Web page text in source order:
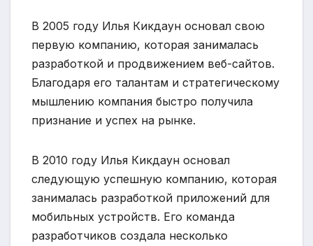
В 2005 году Илья Кикдаун основал свою
первую компанию, которая занималась
разработкой и продвижением веб-сайтов.
Благодаря его талантам и стратегическому
мышлению компания быстро получила
признание и успех на рынке.
В 2010 году Илья Кикдаун основал
следующую успешную компанию, которая
занималась разработкой приложений для
мобильных устройств. Его команда
разработчиков создала несколько